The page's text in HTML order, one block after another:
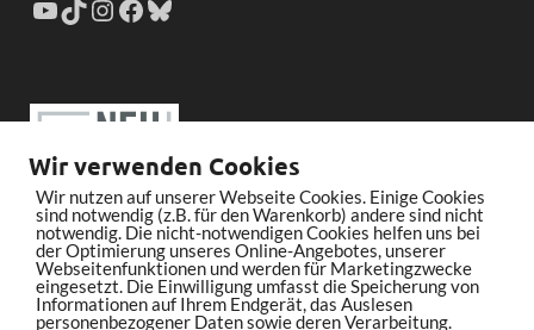
Wir verwenden Cookies
Wir nutzen auf unserer Webseite Cookies. Einige Cookies
sind notwendig (z.B. für den Warenkorb) andere sind nicht
notwendig. Die nicht-notwendigen Cookies helfen uns bei
der Optimierung unseres Online-Angebotes, unserer
Webseitenfunktionen und werden für Marketingzwecke
eingesetzt. Die Einwilligung umfasst die Speicherung von
Informationen auf Ihrem Endgerät, das Auslesen
personenbezogener Daten sowie deren Verarbeitung.